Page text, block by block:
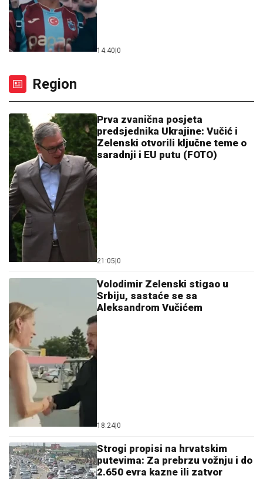
14:40 0
Region
Prva zvanična posjeta
predsjednika Ukrajine: Vučić i
Zelenski otvorili ključne teme o
saradnji i EU putu (FOTO)
21:05 0
Volodimir Zelenski stigao u
Srbiju, sastaće se sa
Aleksandrom Vučićem
18:24 0
Strogi propisi na hrvatskim
putevima: Za prebrzu vožnju i do
2.650 evra kazne ili zatvor